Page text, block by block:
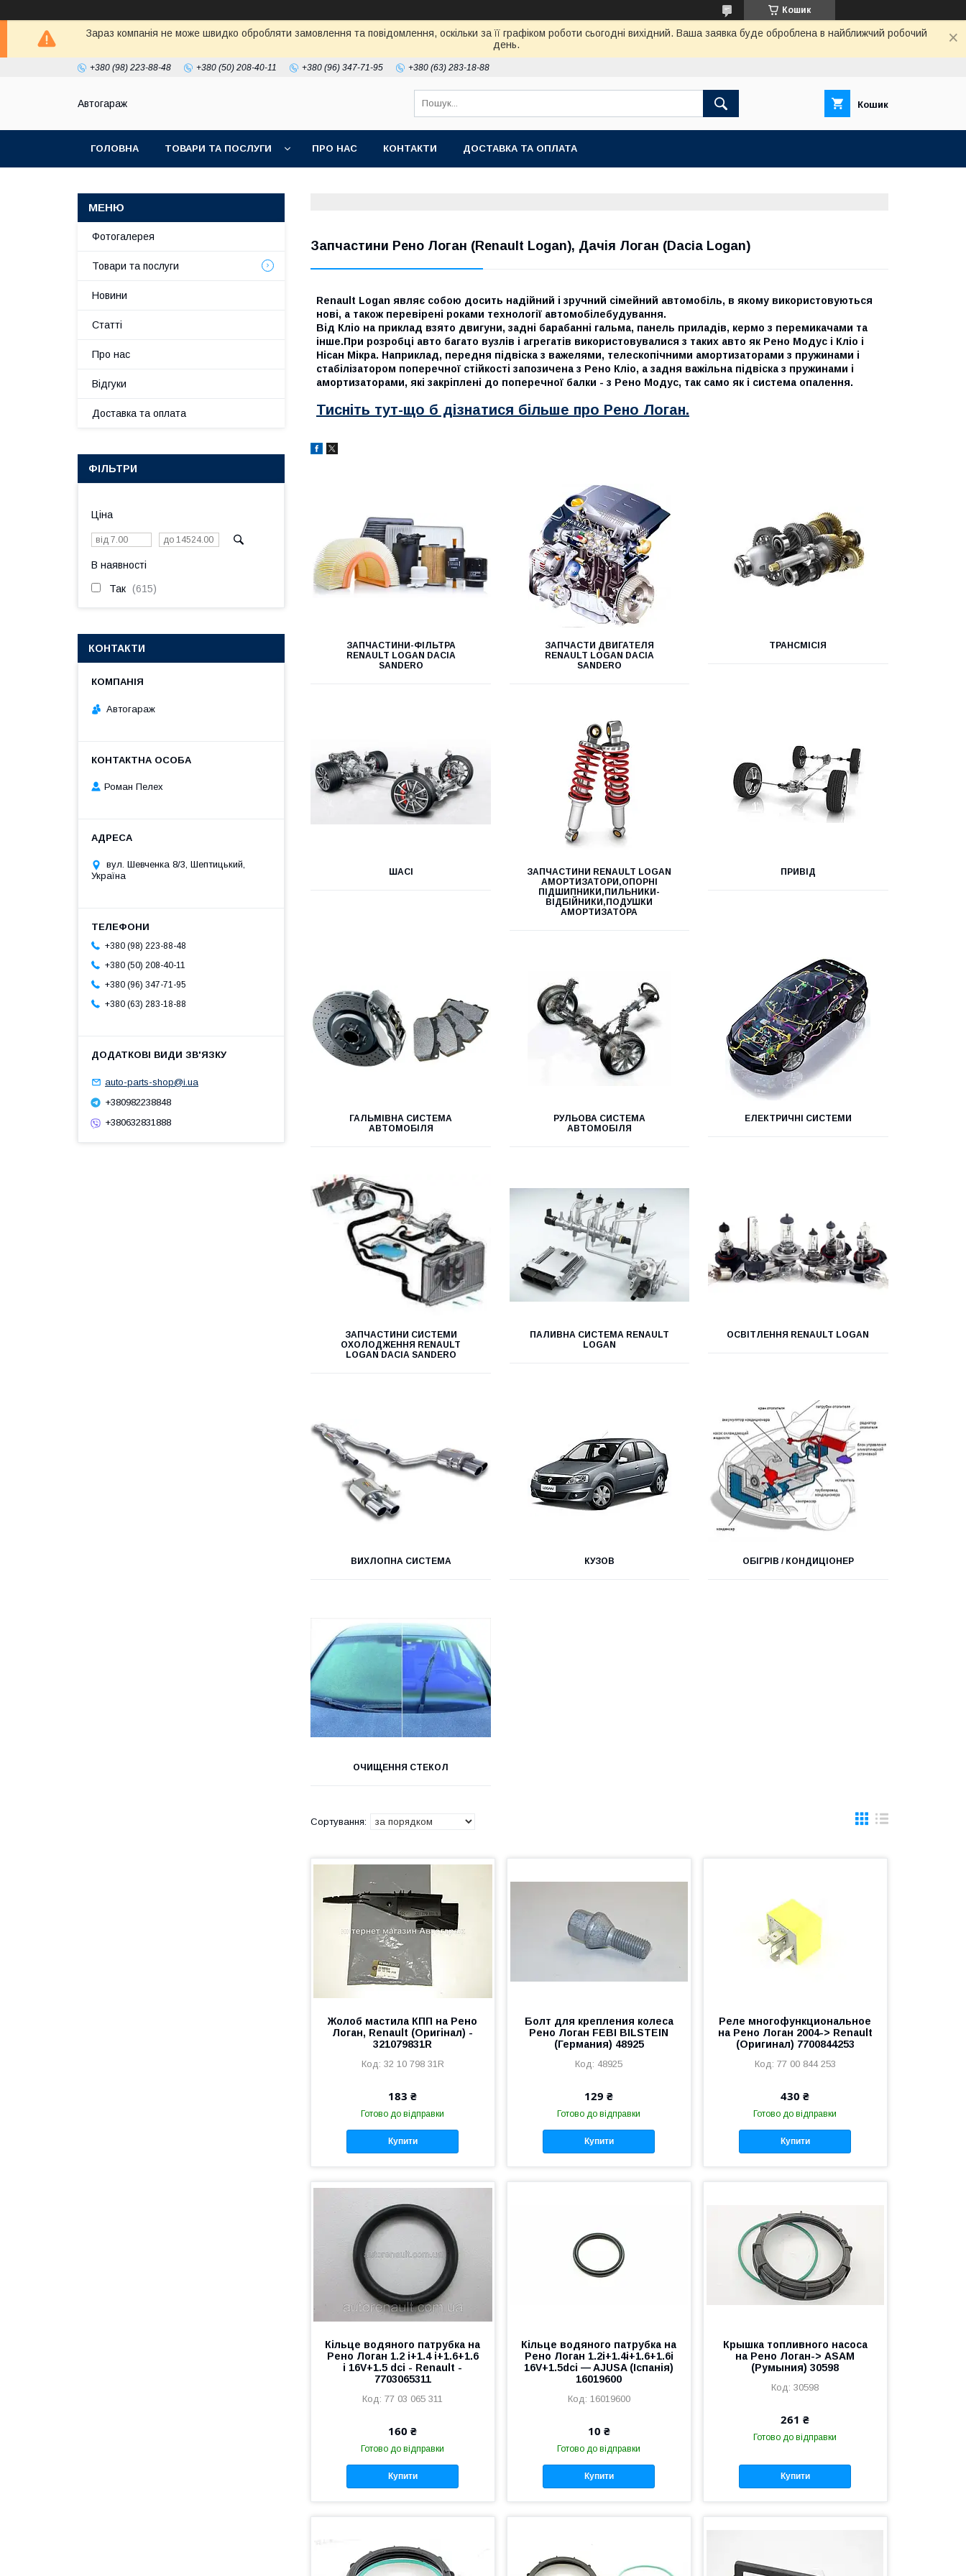
Кошик
Зараз компанія не може швидко обробляти замовлення та повідомлення, оскільки за її графіком роботи сьогодні вихідний. Ваша заявка буде оброблена в найближчий робочий
день.
+380 (98) 223-88-48 +380 (50) 208-40-11 +380 (96) 347-71-95 +380 (63) 283-18-88
Автогараж Кошик
ГОЛОВНА ТОВАРИ ТА ПОСЛУГИ ПРО НАС КОНТАКТИ ДОСТАВКА ТА ОПЛАТА
Запчастини Рено Логан (Renault Logan), Дачія Логан (Dacia Logan)
Renault Logan являє собою досить надійний і зручний сімейний автомобіль, в якому використовуються
нові, а також перевірені роками технології автомобілебудування.
Від Кліо на приклад взято двигуни, задні барабанні гальма, панель приладів, кермо з перемикачами та
інше.При розробці авто багато вузлів і агрегатів використовувалися з таких авто як Рено Модус і Кліо і
Нісан Мікра. Наприклад, передня підвіска з важелями, телескопічними амортизаторами з пружинами і
стабілізатором поперечної стійкості запозичена з Рено Кліо, а задня важільна підвіска з пружинами і
амортизаторами, які закріплені до поперечної балки - з Рено Модус, так само як і система опалення.
Тисніть тут-що б дізнатися більше про Рено Логан.
ЗАПЧАСТИНИ-ФІЛЬТРА
RENAULT LOGAN DACIA
SANDERO
ЗАПЧАСТИ ДВИГАТЕЛЯ
RENAULT LOGAN DACIA
SANDERO
ТРАНСМІСІЯ
ШАСІ
ЗАПЧАСТИНИ RENAULT LOGAN
АМОРТИЗАТОРИ,ОПОРНІ
ПІДШИПНИКИ,ПИЛЬНИКИ-
ВІДБІЙНИКИ,ПОДУШКИ
АМОРТИЗАТОРА
ПРИВІД
ГАЛЬМІВНА СИСТЕМА
АВТОМОБІЛЯ
РУЛЬОВА СИСТЕМА
АВТОМОБІЛЯ
ЕЛЕКТРИЧНІ СИСТЕМИ
ЗАПЧАСТИНИ СИСТЕМИ
ОХОЛОДЖЕННЯ RENAULT
LOGAN DACIA SANDERO
ПАЛИВНА СИСТЕМА RENAULT
LOGAN
ОСВІТЛЕННЯ RENAULT LOGAN
ВИХЛОПНА СИСТЕМА КУЗОВ ОБІГРІВ / КОНДИЦІОНЕР
ОЧИЩЕННЯ СТЕКОЛ
Жолоб мастила КПП на Рено
Логан, Renault (Оригінал) -
321079831R
32 10 798 31R
183 ₴
Готово до відправки
Купити
Болт для крепления колеса
Рено Логан FEBI BILSTEIN
(Германия) 48925
48925
129 ₴
Готово до відправки
Купити
Реле многофункциональное
на Рено Логан 2004-> Renault
(Оригинал) 7700844253
77 00 844 253
430 ₴
Готово до відправки
Купити
Кільце водяного патрубка на
Рено Логан 1.2 i+1.4 i+1.6+1.6
i 16V+1.5 dci - Renault -
7703065311
77 03 065 311
160 ₴
Готово до відправки
Купити
Кільце водяного патрубка на
Рено Логан 1.2i+1.4i+1.6+1.6i
16V+1.5dci — AJUSA (Іспанія)
16019600
16019600
10 ₴
Готово до відправки
Купити
Крышка топливного насоса
на Рено Логан-> ASAM
(Румыния) 30598
30598
261 ₴
Готово до відправки
Купити
Фотогалерея
Товари та послуги
Новини
Статті
Про нас
Відгуки
Доставка та оплата
ФІЛЬТРИ
Ціна
В наявності
Так 615
КОНТАКТИ
Автогараж
Роман Пелех
вул. Шевченка 8/3, Шептицький,
Україна
+380 (98) 223-88-48
+380 (50) 208-40-11
+380 (96) 347-71-95
+380 (63) 283-18-88
auto-parts-shop@i.ua
+380982238848
+380632831888